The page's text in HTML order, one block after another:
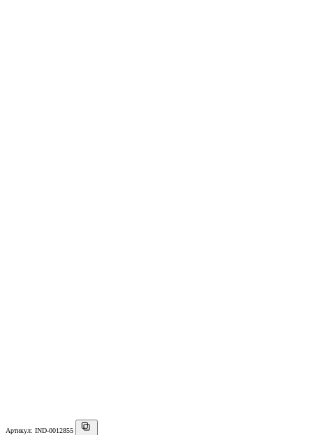
Артикул: IND-0012855